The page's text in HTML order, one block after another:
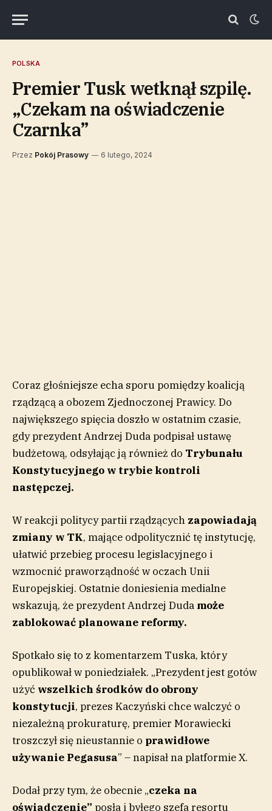
POLSKA
Premier Tusk wetknął szpilę.
„Czekam na oświadczenie
Czarnka”
Przez Pokój Prasowy 6 lutego, 2024
Coraz głośniejsze echa sporu pomiędzy koalicją
rządzącą a obozem Zjednoczonej Prawicy. Do
największego spięcia doszło w ostatnim czasie,
gdy prezydent Andrzej Duda podpisał ustawę
budżetową, odsyłając ją również do Trybunału
Konstytucyjnego w trybie kontroli
następczej.
W reakcji politycy partii rządzących zapowiadają
zmiany w TK, mające odpolitycznić tę instytucję,
ułatwić przebieg procesu legislacyjnego i
wzmocnić praworządność w oczach Unii
Europejskiej. Ostatnie doniesienia medialne
wskazują, że prezydent Andrzej Duda może
zablokować planowane reformy.
Spotkało się to z komentarzem Tuska, który
opublikował w poniedziałek. „Prezydent jest gotów
użyć wszelkich środków do obrony
konstytucji, prezes Kaczyński chce walczyć o
niezależną prokuraturę, premier Morawiecki
troszczył się nieustannie o prawidłowe
używanie Pegasusa” – napisał na platformie X.
Dodał przy tym, że obecnie „czeka na
oświadczenie” posła i byłego szefa resortu